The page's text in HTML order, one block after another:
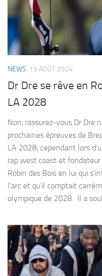
NEWS 19 AOÛT 2024
Dr Dre se rêve en
LA 2028
Non, rassurez-vous Dr Dre
prochaines épreuves de
LA 2028, cependant lors
rap west coast et fondateur
Robin des Bois en lui qui
l’arc et qu’il comptait
olympique de 2028. Il a